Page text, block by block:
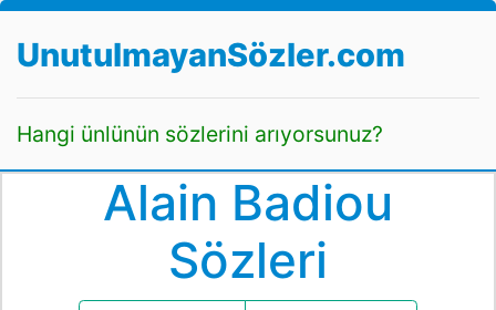
UnutulmayanSözler.com
Hangi ünlünün sözlerini arıyorsunuz?
Alain Badiou
Sözleri